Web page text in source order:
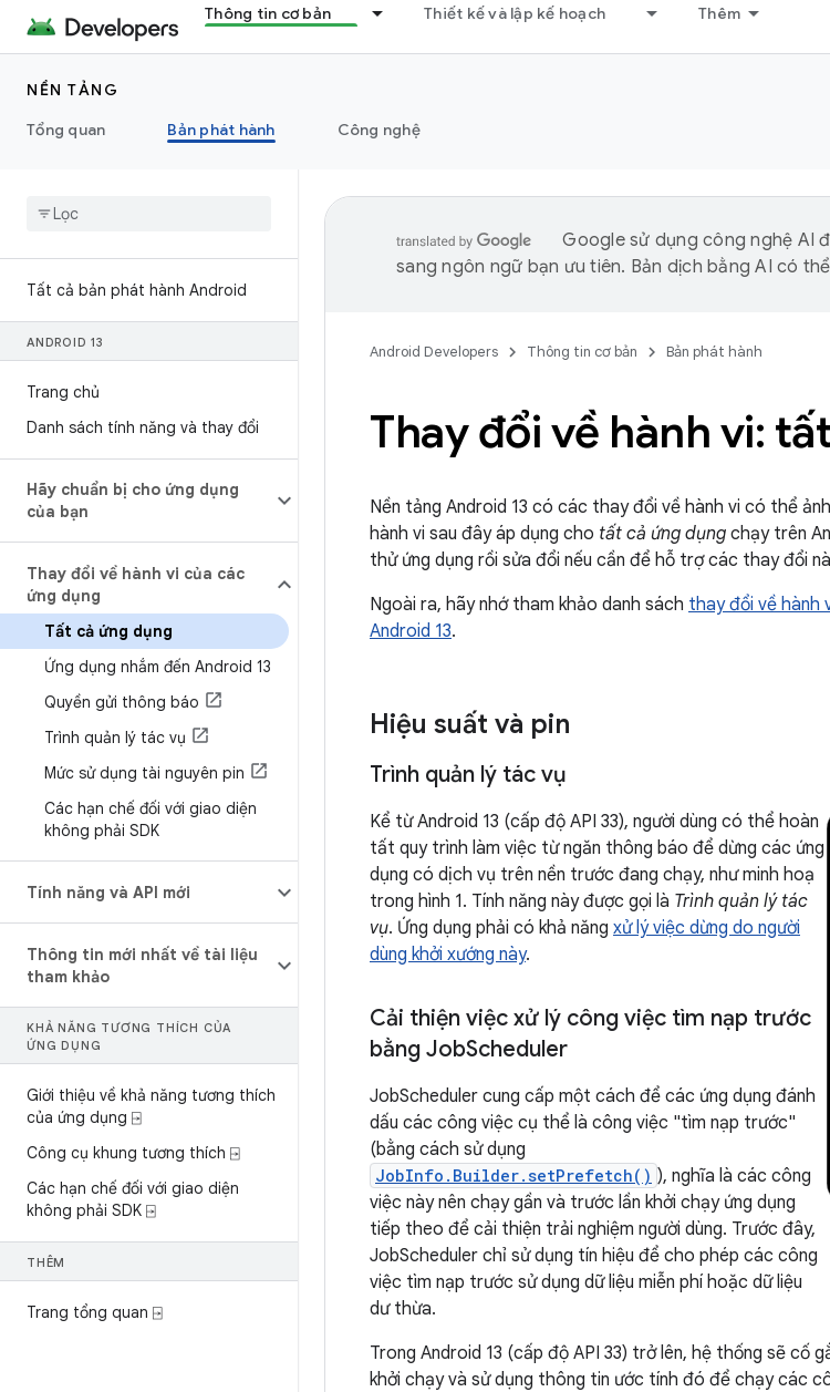
Thông tin cơ bản Thiết kế và lập kế hoạch Thêm
NỀN TẢNG
Tổng quan
Bản phát hành Công nghệ
Tất cả bản phát hành Android
ANDROID 13
Trang chủ
Danh sách tính năng và thay đổi
Hãy chuẩn bị cho ứng dụng
của bạn
Thay đổi về hành vi của các
ứng dụng
Tất cả ứng dụng
Ứng dụng nhắm đến Android 13
Quyền gửi thông báo
Trình quản lý tác vụ
Mức sử dụng tài nguyên pin
Các hạn chế đối với giao diện
không phải SDK
Tính năng và API mới
Thông tin mới nhất về tài liệu
tham khảo
KHẢ NĂNG TƯƠNG THÍCH CỦA
ỨNG DỤNG
Giới thiệu về khả năng tương thích
của ứng dụng ⍈
Công cụ khung tương thích ⍈
Các hạn chế đối với giao diện
không phải SDK ⍈
THÊM
Trang tổng quan ⍈
Google sử dụng công nghệ AI
sang ngôn ngữ bạn ưu tiên. Bản dịch bằng AI có
Android Developers Thông tin cơ bản Bản phát hành
Thay đổi về hành vi:
Nền tảng Android 13 có các thay đổi về hành vi có thể
hành vi sau đây áp dụng cho tất cả ứng dụng chạy trên
thử ứng dụng rồi sửa đổi nếu cần để hỗ trợ các thay đổi
Ngoài ra, hãy nhớ tham khảo danh sách thay đổi về hành
Android 13.
Hiệu suất và pin
Trình quản lý tác vụ
Kể từ Android 13 (cấp độ API 33), người dùng có thể hoàn
tất quy trình làm việc từ ngăn thông báo để dừng các ứng
dụng có dịch vụ trên nền trước đang chạy, như minh hoạ
trong hình 1. Tính năng này được gọi là Trình quản lý tác
vụ. Ứng dụng phải có khả năng xử lý việc dừng do người
dùng khởi xướng này.
Cải thiện việc xử lý công việc tìm nạp trước
bằng JobScheduler
JobScheduler cung cấp một cách để các ứng dụng đánh
dấu các công việc cụ thể là công việc "tìm nạp trước"
(bằng cách sử dụng
JobInfo.Builder.setPrefetch() ), nghĩa là các công
việc này nên chạy gần và trước lần khởi chạy ứng dụng
tiếp theo để cải thiện trải nghiệm người dùng. Trước đây,
JobScheduler chỉ sử dụng tín hiệu để cho phép các công
việc tìm nạp trước sử dụng dữ liệu miễn phí hoặc dữ liệu
dư thừa.
Trong Android 13 (cấp độ API 33) trở lên, hệ thống sẽ cố
khởi chạy và sử dụng thông tin ước tính đó để chạy các